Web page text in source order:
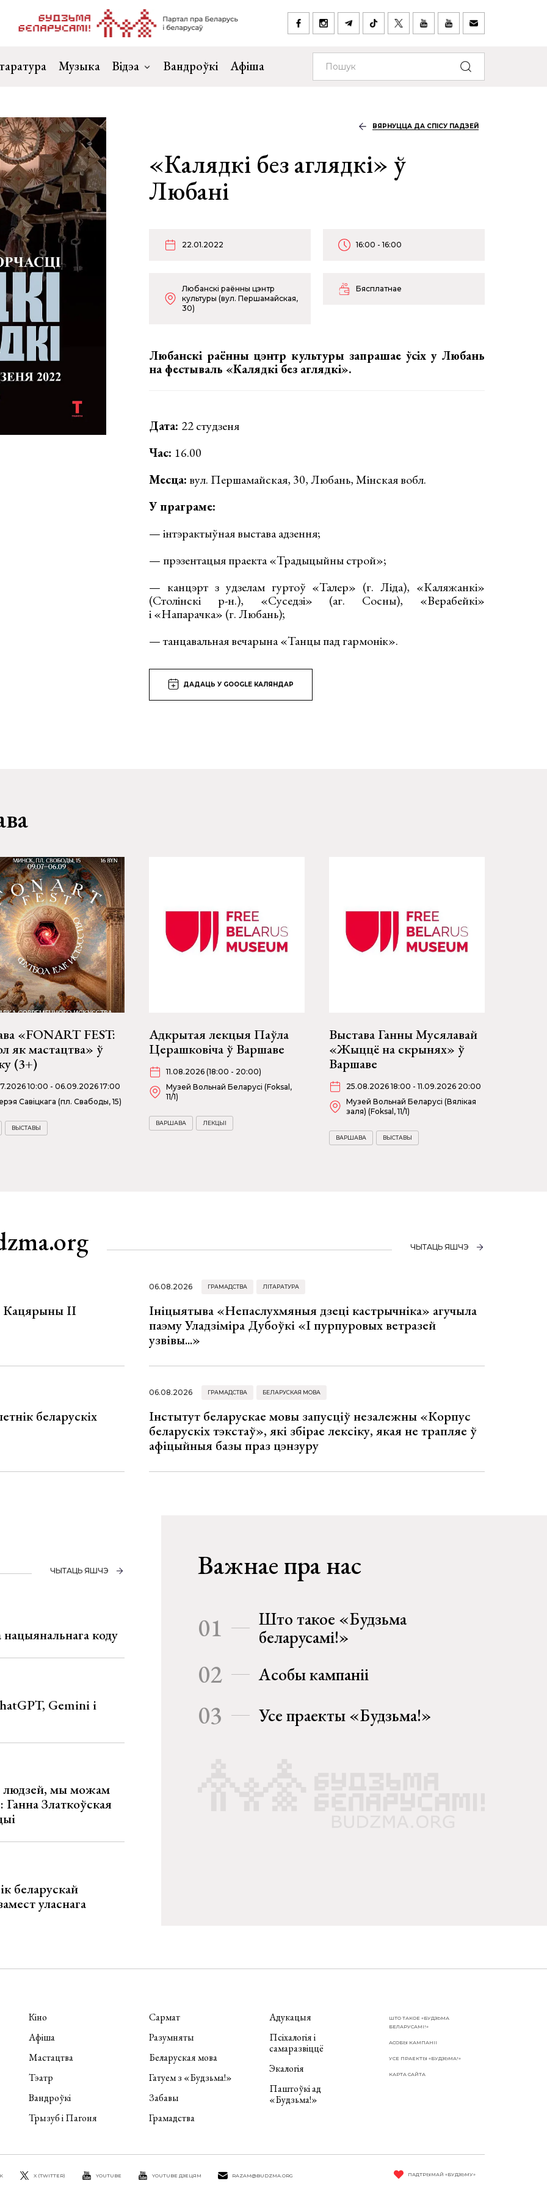
Музыка Відэа Вандроўкі Афіша
ВЯРНУЦЦА ДА СПІСУ ПАДЗЕЙ
«Калядкі без аглядкі» ў
Любані
22.01.2022 16:00 - 16:00
Любанскі раённы цэнтр
культуры (вул. Першамайская,
30)
Бясплатнае
Любанскі раённы цэнтр культуры запрашае ўсіх у Любань
на фестываль «Калядкі без аглядкі».
Дата: 22 студзеня
Час: 16.00
Месца:вул. Першамайская, 30, Любань, Мінская вобл.
У праграме:
— інтэрактыўная выстава адзення;
— прэзентацыя праекта «Традыцыйны строй»;
— канцэрт з удзелам гуртоў «Талер» (г. Ліда), «Каляжанкі»
(Столінскі р-н.), «Суседзі» (аг. Сосны), «Верабейкі»
і «Напарачка» (г. Любань);
— танцавальная вечарына «Танцы пад гармонік».
ДАДАЦЬ У GOOGLE КАЛЯНДАР
«FONART FEST:
як мастацтва» ў
(3+)
10:00 - 06.09.2026 17:00
Савіцкага (пл. Свабоды, 15)
ВЫСТАВЫ
Адкрытая лекцыя Паўла
Церашковіча ў Варшаве
11.08.2026 (18:00 - 20:00)
Музей Вольнай Беларусі (Foksal,
11/1)
ВАРШАВА ЛЕКЦЫІ
Выстава Ганны Мусялавай
«Жыццё на скрынях» ў
Варшаве
25.08.2026 18:00 - 11.09.2026 20:00
Музей Вольнай Беларусі (Вялікая
заля) (Foksal, 11/1)
ВАРШАВА ВЫСТАВЫ
ЧЫТАЦЬ ЯШЧЭ
Кацярыны ІІ
06.08.2026 ГРАМАДСТВА ЛІТАРАТУРА
Ініцыятыва «Непаслухмяныя дзеці кастрычніка» агучыла
паэму Уладзіміра Дубоўкі «І пурпуровых ветразей
узвівы...»
беларускіх
06.08.2026 ГРАМАДСТВА БЕЛАРУСКАЯ МОВА
Інстытут беларускае мовы запусціў незалежны «Корпус
беларускіх тэкстаў», які збірае лексіку, якая не трапляе ў
афіцыйныя базы праз цэнзуру
ЧЫТАЦЬ ЯШЧЭ
нацыянальнага коду
Gemini і
людзей, мы можам
Златкоўская
беларускай
уласнага
Важнае пра нас
01
Што такое «Будзьма
беларусамі!»
02 Асобы кампаніі
03 Усе праекты «Будзьма!»
Кіно
Афіша
Мастацтва
Тэатр
Вандроўкі
Трызуб і Пагоня
Сармат
Разумняты
Беларуская мова
Гатуем з «Будзьма!»
Забавы
Грамадства
Адукацыя
Псіхалогія і
самаразвіццё
Экалогія
Паштоўкі ад
«Будзьма!»
ШТО ТАКОЕ «БУДЗЬМА
БЕЛАРУСАМІ!»
АСОБЫ КАМПАНІІ
УСЕ ПРАЕКТЫ «БУДЗЬМА!»
КАРТА САЙТА
X (TWITTER) YOUTUBE YOUTUBE ДЗЕЦЯМ RAZAM@BUDZMA.ORG ПАДТРЫМАЙ «БУДЗЬМУ»